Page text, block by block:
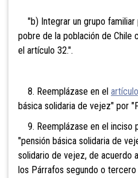
"b) Integrar un grupo familiar
pobre de la población de Chile
el artículo 32.".
8. Reemplázase en el
básica solidaria de vejez" por
9. Reemplázase en el inciso
"pensión básica solidaria de
solidario de vejez, de acuerdo
los Párrafos segundo o